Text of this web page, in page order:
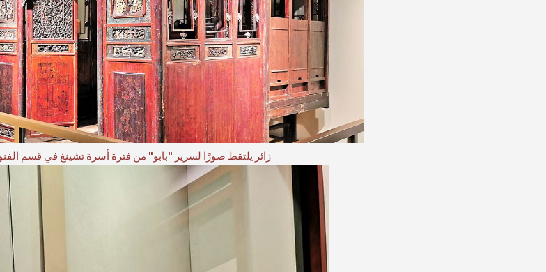
زائر يلتقط صورًا لسرير "بابو" من فترة أسرة تشينغ في قسم